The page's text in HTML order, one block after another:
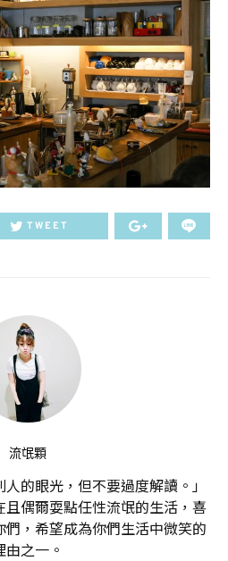
TWEET
流氓顆
人的眼光，但不要過度解讀。」
偶爾耍點任性流氓的生活，喜
，希望成為你們生活中微笑的
由之一。